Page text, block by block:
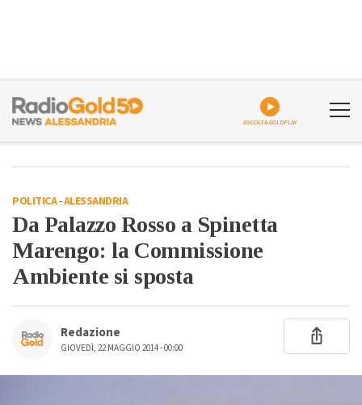
ASCOLTA GOLDPLAY
POLITICA-ALESSANDRIA
Da Palazzo Rosso a Spinetta
Marengo: la Commissione
Ambiente si sposta
Redazione
GIOVEDÌ, 22 MAGGIO 2014 - 00:00